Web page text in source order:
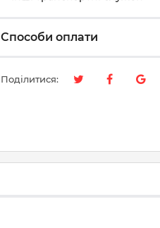
Способи оплати
Поділитися: